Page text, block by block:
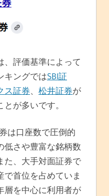
、評価基準によって
キングではSBI証
ス証券、 松井証券が
が多いです。
は口座数で圧倒的
低さや豊富な銘柄数
た、大手対面証券で
で首位を占めていま
層を中心に利用者が